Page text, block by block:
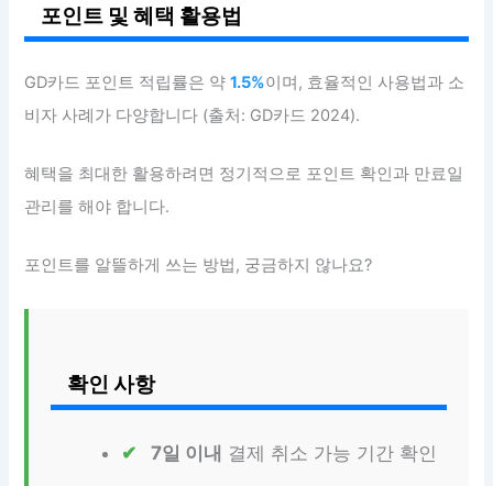
포인트 및 혜택 활용법
GD카드 포인트 적립률은 약1.5%이며, 효율적인 사용법과 소
비자 사례가 다양합니다 (출처: GD카드 2024).
혜택을 최대한 활용하려면 정기적으로 포인트 확인과 만료일
관리를 해야 합니다.
포인트를 알뜰하게 쓰는 방법, 궁금하지 않나요?
확인 사항
7일 이내 결제 취소 가능 기간 확인